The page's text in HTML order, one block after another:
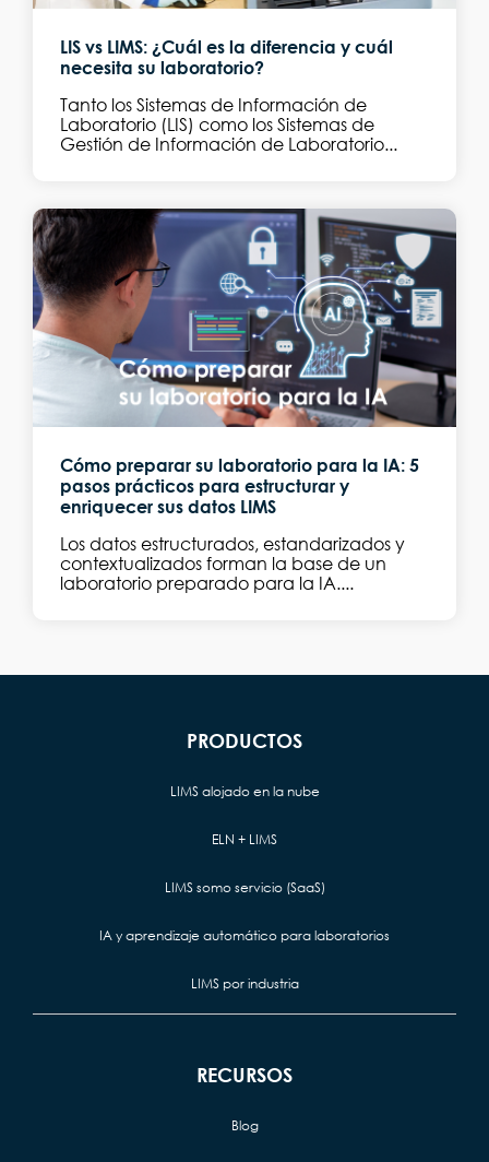
LIS vs LIMS: ¿Cuál es la diferencia y cuál
necesita su laboratorio?
Tanto los Sistemas de Información de
Laboratorio (LIS) como los Sistemas de
Gestión de Información de Laboratorio...
Cómo preparar su laboratorio para la IA: 5
pasos prácticos para estructurar y
enriquecer sus datos LIMS
Los datos estructurados, estandarizados y
contextualizados forman la base de un
laboratorio preparado para la IA....
PRODUCTOS
LIMS alojado en la nube
ELN + LIMS
LIMS somo servicio (SaaS)
IA y aprendizaje automático para laboratorios
LIMS por industria
RECURSOS
Blog